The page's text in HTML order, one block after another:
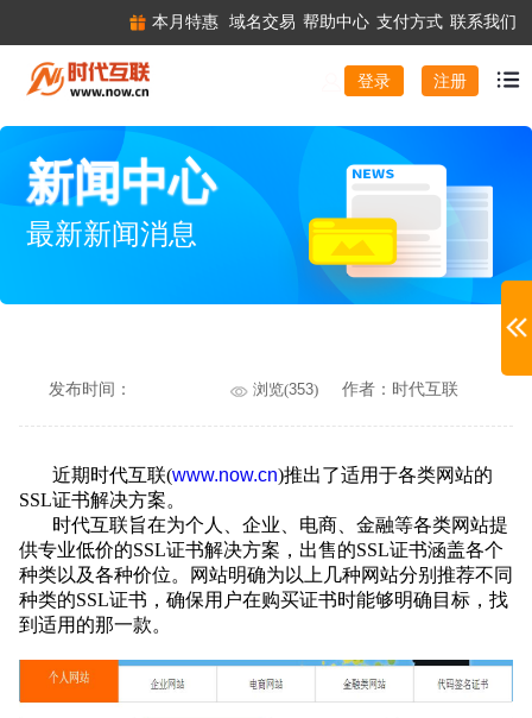
本月特惠 域名交易 帮助中心 支付方式 联系我们
登录 注册
新闻中心
最新新闻消息
发布时间： 浏览(353) 作者：时代互联
近期时代互联(www.now.cn)推出了适用于各类网站的
SSL证书解决方案。
时代互联旨在为个人、企业、电商、金融等各类网站提
供专业低价的SSL证书解决方案，出售的SSL证书涵盖各个
种类以及各种价位。网站明确为以上几种网站分别推荐不同
种类的SSL证书，确保用户在购买证书时能够明确目标，找
到适用的那一款。